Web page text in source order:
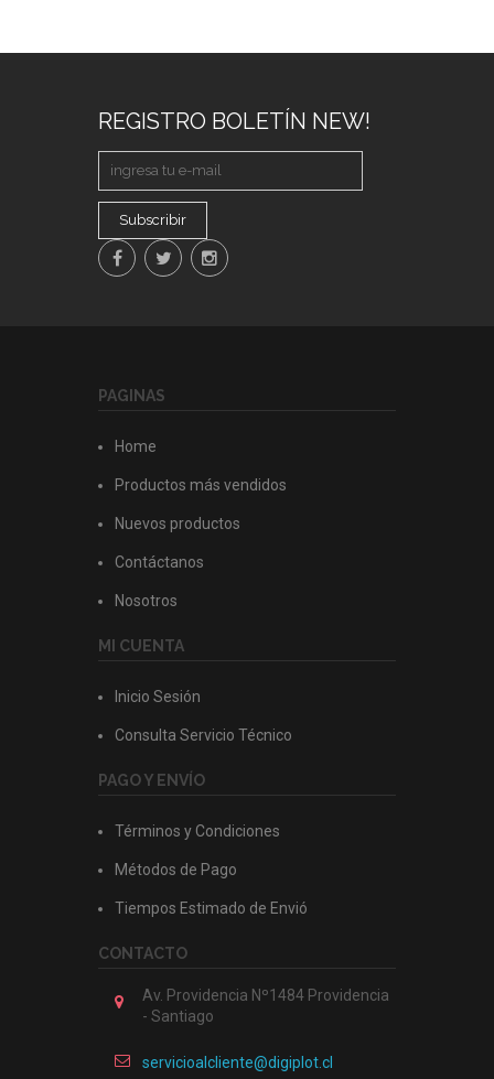
REGISTRO BOLETÍN NEW!
Subscribir
PAGINAS
Home
Productos más vendidos
Nuevos productos
Contáctanos
Nosotros
MI CUENTA
Inicio Sesión
Consulta Servicio Técnico
PAGO Y ENVÍO
Términos y Condiciones
Métodos de Pago
Tiempos Estimado de Envió
CONTACTO
Av. Providencia Nº1484 Providencia
- Santiago
servicioalcliente@digiplot.cl